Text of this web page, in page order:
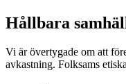
Hållbara
Vi är övertygade om att
avkastning. Folksams